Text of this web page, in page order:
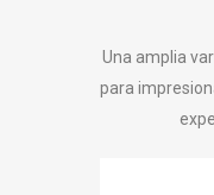
Una amplia
para